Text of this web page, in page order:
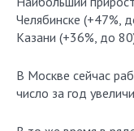
Челябинске (+47%,
Казани (+36%, до
В Москве сейчас
число за год